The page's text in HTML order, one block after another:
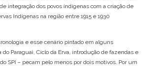
integração dos povos indígenas com a criação de
Indígenas na região entre 1915 e 1930
e esse cenário pintado em alguns
Paraguai, Ciclo da Erva, introdução de fazendas e
SPI – pecam pelo menos por dois motivos. Por um